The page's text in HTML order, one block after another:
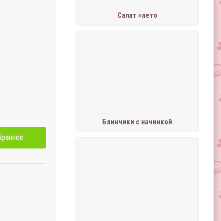
Салат «лето
Блинчики с начинкой